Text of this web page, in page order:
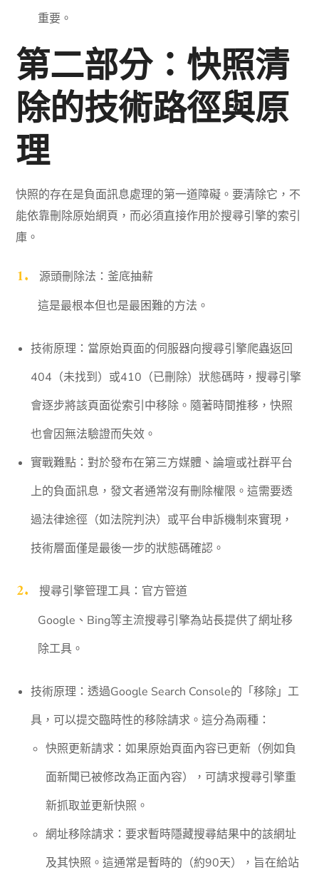
重要。
第二部分：快照清
除的技術路徑與原
理
快照的存在是負面訊息處理的第一道障礙。要清除它，不
能依靠刪除原始網頁，而必須直接作用於搜尋引擎的索引
庫。
源頭刪除法：釜底抽薪
這是最根本但也是最困難的方法。
技術原理：當原始頁面的伺服器向搜尋引擎爬蟲返回
404（未找到）或410（已刪除）狀態碼時，搜尋引擎
會逐步將該頁面從索引中移除。隨著時間推移，快照
也會因無法驗證而失效。
實戰難點：對於發布在第三方媒體、論壇或社群平台
上的負面訊息，發文者通常沒有刪除權限。這需要透
過法律途徑（如法院判決）或平台申訴機制來實現，
技術層面僅是最後一步的狀態碼確認。
搜尋引擎管理工具：官方管道
Google、Bing等主流搜尋引擎為站長提供了網址移
除工具。
技術原理：透過Google Search Console的「移除」工
具，可以提交臨時性的移除請求。這分為兩種：
快照更新請求：如果原始頁面內容已更新（例如負
面新聞已被修改為正面內容），可請求搜尋引擎重
新抓取並更新快照。
網址移除請求：要求暫時隱藏搜尋結果中的該網址
及其快照。這通常是暫時的（約90天），旨在給站